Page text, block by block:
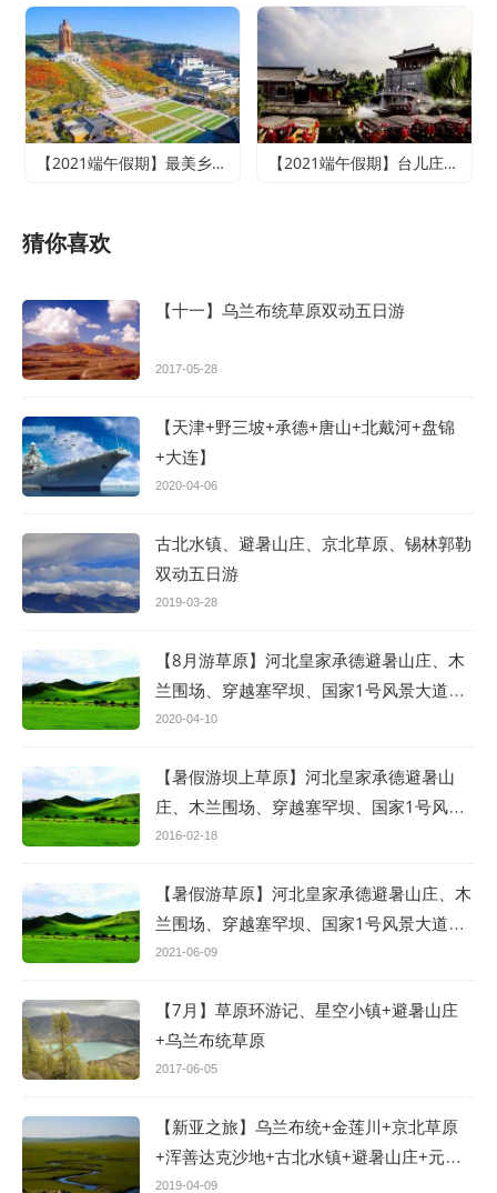
【2021端午假期】最美乡村竹泉村+寻梦台儿庄古城+尼山圣境二日游 【2021端午假期】台儿庄古城、微山湖红荷湿地休闲两日游
猜你喜欢
【十一】乌兰布统草原双动五日游
2017-05-28
【天津+野三坡+承德+唐山+北戴河+盘锦
+大连】
2020-04-06
古北水镇、避暑山庄、京北草原、锡林郭勒
双动五日游
2019-03-28
【8月游草原】河北皇家承德避暑山庄、木
兰围场、穿越塞罕坝、国家1号风景大道、
塞外明珠乌兰布统大草原+古北水镇+草原民
2020-04-10
【暑假游坝上草原】河北皇家承德避暑山
庄、木兰围场、穿越塞罕坝、国家1号风景
大道、塞外明珠乌兰布统大草原+古北水镇
2016-02-18
【暑假游草原】河北皇家承德避暑山庄、木
兰围场、穿越塞罕坝、国家1号风景大道、
塞外明珠乌兰布统大草原+古北水镇+草原民
2021-06-09
【7月】草原环游记、星空小镇+避暑山庄
+乌兰布统草原
2017-06-05
【新亚之旅】乌兰布统+金莲川+京北草原
+浑善达克沙地+古北水镇+避暑山庄+元上
都双动五日游
2019-04-09